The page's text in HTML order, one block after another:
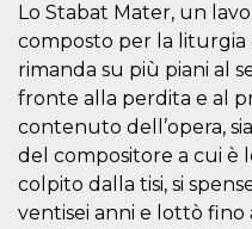
Lo Stabat Mater, un
composto per la liturgia
rimanda su più piani al
fronte alla perdita e al
contenuto dell’opera,
del compositore a cui è
colpito dalla tisi, si
ventisei anni e lottò
Nome
fbssls_314278995690155
wpEmojiSettingsSupports
cn_uc__